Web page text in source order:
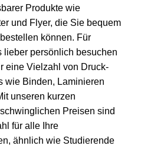
Produkte wie
und Flyer, die Sie bequem
können. Für
lieber persönlich besuchen
eine Vielzahl von Druck-
wie Binden, Laminieren
unseren kurzen
Preisen sind
für alle Ihre
ähnlich wie Studierende